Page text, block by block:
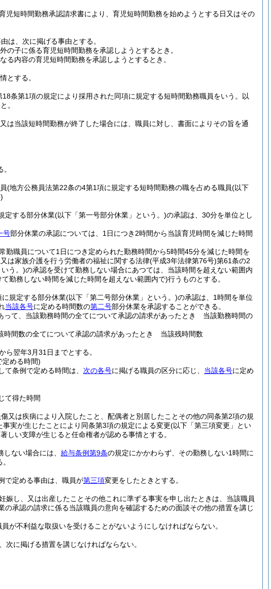
短時間勤務承認請求書により、育児短時間勤務を始めようとする日又はその
は、次に掲げる事由とする。
子に係る育児短時間勤務を承認しようとするとき。
内容の育児短時間勤務を承認しようとするとき。
とする。
18条第1項の規定により採用された同項に規定する短時間勤務職員をいう。以
。
当該短時間勤務が終了した場合には、職員に対し、書面によりその旨を通
(地方公務員法第22条の4第1項に規定する短時間勤務の職を占める職員(以下
定する部分休業(以下「第一号部分休業」という。)の承認は、30分を単位とし
号部分休業の承認については、1日につき2時間から当該育児時間を減じた時間
勤職員について1日につき定められた勤務時間から5時間45分を減じた時間を
は家族介護を行う労働者の福祉に関する法律(平成3年法律第76号)第61条の2
う。)の承認を受けて勤務しない場合にあつては、当該時間を超えない範囲内
勤務しない時間を減じた時間を超えない範囲内で)行うものとする。
規定する部分休業(以下「第二号部分休業」という。)の承認は、1時間を単位
当該各号に定める時間数の第二号部分休業を承認することができる。
て、当該勤務時間の全てについて承認の請求があったとき 当該勤務時間の
時間数の全てについて承認の請求があったとき 当該残時間数
翌年3月31日までとする。
定める時間)
条例で定める時間は、 次の各号に掲げる職員の区分に応じ、 当該各号に定め
て得た時間
又は疾病により入院したこと、配偶者と別居したことその他の同条第2項の規
実が生じたことにより同条第3項の規定による変更(以下「第三項変更」とい
しい支障が生じると任命権者が認める事情とする。
ない場合には、 給与条例第9条の規定にかかわらず、その勤務しない1時間に
で定める事由は、職員が第三項変更をしたときとする。
し、又は出産したことその他これに準ずる事実を申し出たときは、当該職員
承認の請求に係る当該職員の意向を確認するための面談その他の措置を講じ
が不利益な取扱いを受けることがないようにしなければならない。
に掲げる措置を講じなければならない。